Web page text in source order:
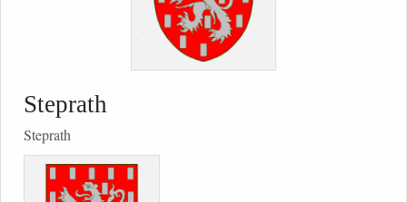
Steprath
Steprath